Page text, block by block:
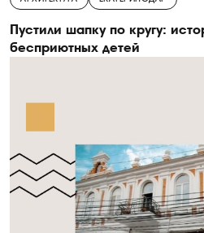
Пустили шапку по кругу:
бесприютных детей